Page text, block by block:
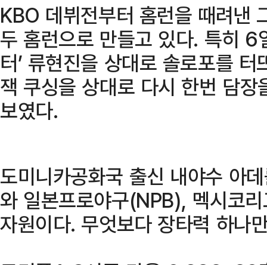
KBO 데뷔전부터 홈런을 때려낸
두 홈런으로 만들고 있다. 특히 6
터’ 류현진을 상대로 솔로포를
잭 쿠싱을 상대로 다시 한번 담
보였다.
도미니카공화국 출신 내야수 아
와 일본프로야구(NPB), 멕시코
자원이다. 무엇보다 장타력 하나